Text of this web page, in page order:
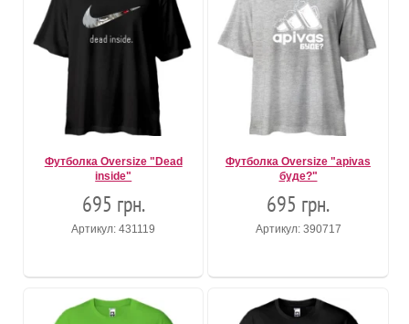
Футболка Oversize "Dead
inside"
695 грн.
Артикул: 431119
Футболка Oversize "apivas
буде?"
695 грн.
Артикул: 390717